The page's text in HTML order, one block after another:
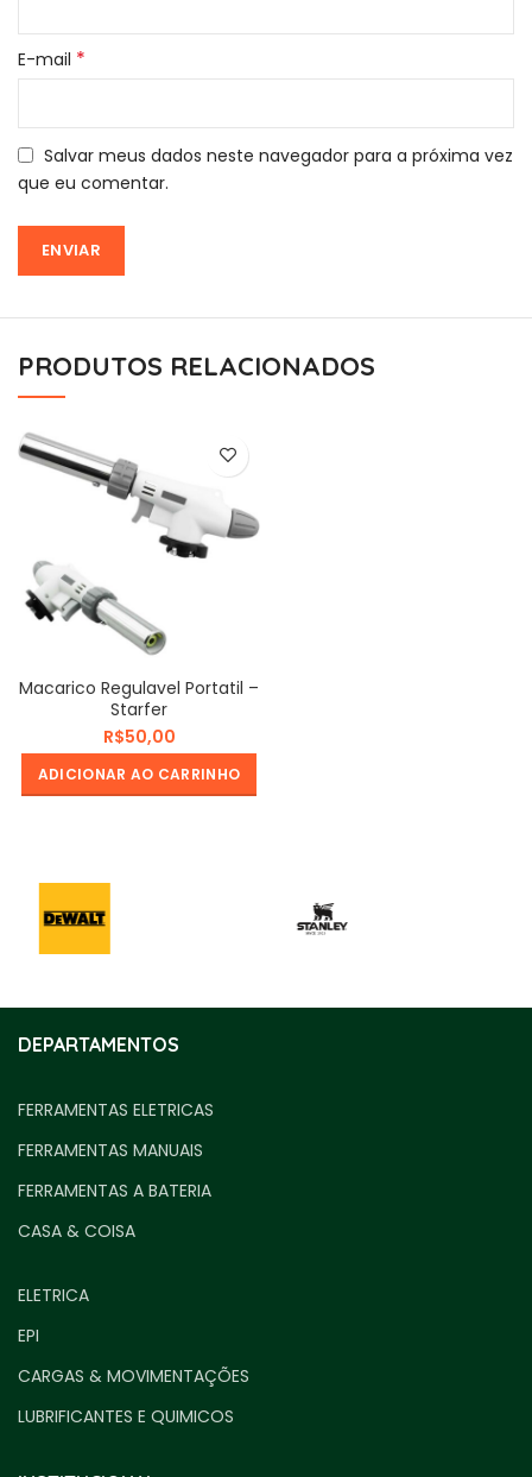
E-mail *
Salvar meus dados neste navegador para a próxima vez
que eu comentar.
PRODUTOS RELACIONADOS
Macarico Regulavel Portatil –
Starfer
R$
ADICIONAR AO CARRINHO
DEPARTAMENTOS
FERRAMENTAS ELETRICAS
FERRAMENTAS MANUAIS
FERRAMENTAS A BATERIA
CASA & COISA
ELETRICA
EPI
CARGAS & MOVIMENTAÇÕES
LUBRIFICANTES E QUIMICOS